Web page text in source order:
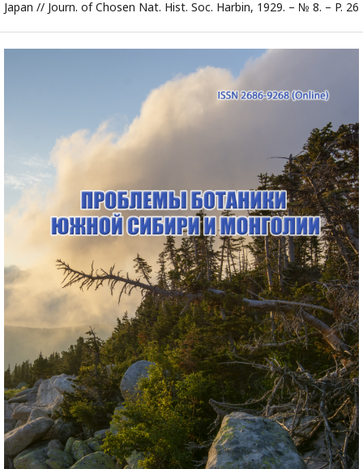
Japan // Journ. of Chosen Nat. Hist. Soc. Harbin, 1929. – № 8. – P. 26